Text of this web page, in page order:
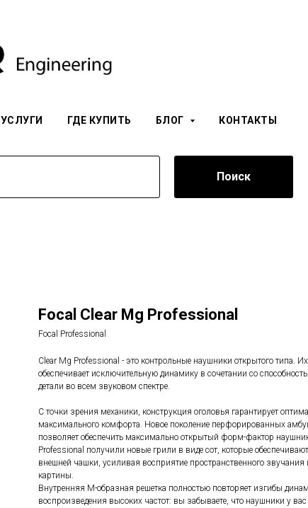
УСЛУГИ ГДЕ КУПИТЬ БЛОГ КОНТАКТЫ
Поиск
Focal Clear Mg Professional
Focal Professional
Clear Mg Professional - это контрольные наушники открытого типа.
обеспечивает исключительную динамику в сочетании со
детали во всем звуковом спектре.
С точки зрения механики, конструкция оголовья гарантирует
максимального комфорта. Новое поколение перфорированных
позволяет обеспечить максимально открытый форм-фактор
Professional получили новые грили в виде сот, которые
внешней чашки, усиливая восприятие пространственного звучания
картины.
Внутренняя M-образная решетка полностью повторяет изгибы
воспроизведения высоких частот: вы забываете, что наушники у вас